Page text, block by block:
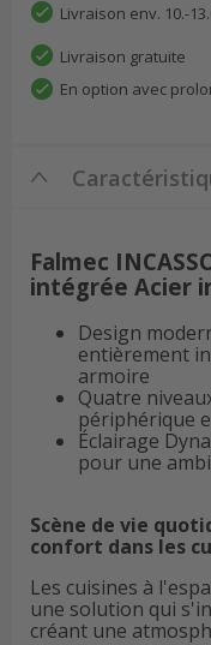
Livraison env. 10.-
Livraison gratuite
En option avec
Falmec
intégrée Acier
Design
entièrement
armoire
Quatre
périphérique
Éclairage
pour une
Scène de vie
confort dans les
Les cuisines à
une solution qui
créant une